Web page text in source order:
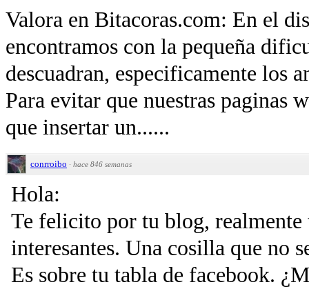
Valora en Bitacoras.com: En el
encontramos con la pequeña
descuadran, especificamente los
Para evitar que nuestras paginas
que insertar un......
conrroibo · hace 846 semanas
Hola:
Te felicito por tu blog, realmente
interesantes. Una cosilla que no
Es sobre tu tabla de facebook.